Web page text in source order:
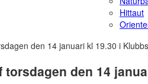
Hittaut
torsdagen den 14